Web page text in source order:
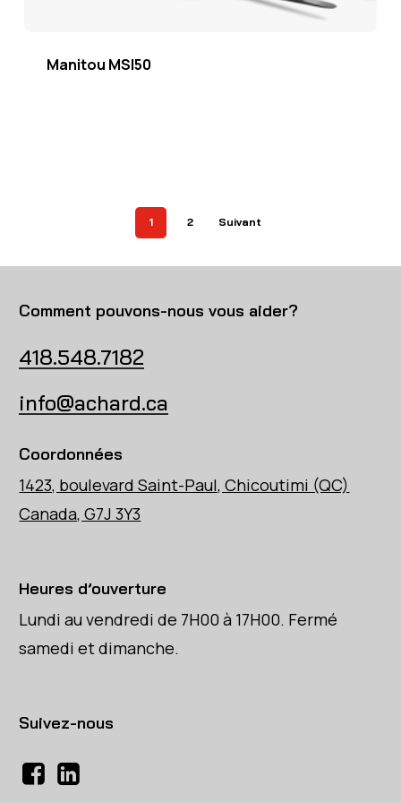
Manitou MSI50
1 2 Suivant
Comment pouvons-nous vous aider?
418.548.7182
info@achard.ca
Coordonnées
1423, boulevard Saint-Paul, Chicoutimi (QC)
Canada, G7J 3Y3
Heures d’ouverture
Lundi au vendredi de 7H00 à 17H00. Fermé
samedi et dimanche.
Suivez-nous